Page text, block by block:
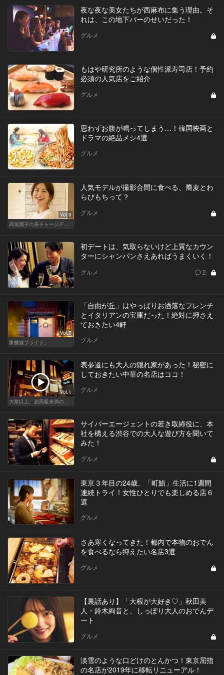
夜な夜な美女たちが西麻布に集う理由。そ
れは、この地下バーのせいだった！
グルメ
もはや研究所のような個性派寿司店！予約
必須の人気店をご紹介
グルメ
思わずお腹が鳴ってしまう…！韓国映画と
ドラマの絶品メシ4選
グルメ
Vol.9
人気モデルが撮影合間に食べる、蕎麦とわ
らびもちって？
グルメ
初デートは、気取らないけど上質なカウン
ターにシャンパンさえあればうまくいく！
グルメ 2
Vol.7
東横線プライド。
「自由が丘」はやっぱりお洒落なフレンチ
とイタリアンの宝庫だった！絶対に押さえ
ておきたい4軒
グルメ
Vol.1
表参道にも大人の隠れ家があった！秘密に
しておきたい中華の名店はココ！
グルメ
サイバーエージェントの若き取締役に、本
社を構える渋谷での大人な遊び方を聞いて
みた！
グルメ
東京３年目の24歳、「町鮨」生活に1週間
連続トライ！女性ひとりでも楽しめる店６
選
グルメ
さあ寒くなってきた！都内で本物のおでん
を食べるなら抑えたい名店3選
グルメ
【裏話あり】「大根が大好き♡」秋田美
人・鈴木絢音と、しっぽり大人のおでんデ
ート
グルメ
淡雪のような口どけのとんかつ！東京屈指
の名店が2019年に移転リニューアル！